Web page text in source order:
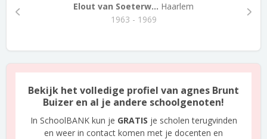
Elout van Soeterw... Haarlem
1963 - 1969
Bekijk het volledige profiel van agnes Brunt
Buizer en al je andere schoolgenoten!
In SchoolBANK kun je GRATIS je scholen terugvinden
en weer in contact komen met je docenten en